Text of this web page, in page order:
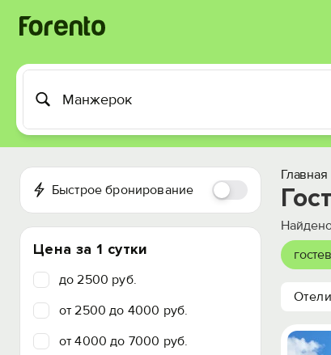
Быстрое бронирование
Цена за 1 сутки
до 2500 руб.
от 2500 до 4000 руб.
от 4000 до 7000 руб.
Главная
Отели